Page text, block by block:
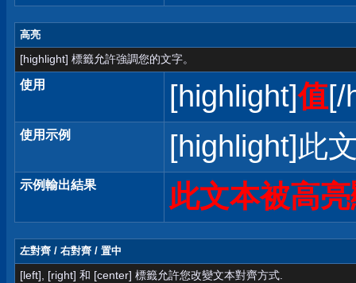
高亮
[highlight] 標籤允許強調您的文字。
使用 [highlight]值[/
使用示例 [highlight]此
示例輸出結果 此文本被高
左對齊 / 右對齊 / 置中
[left], [right] 和 [center] 標籤允許您改變文本對齊方式.